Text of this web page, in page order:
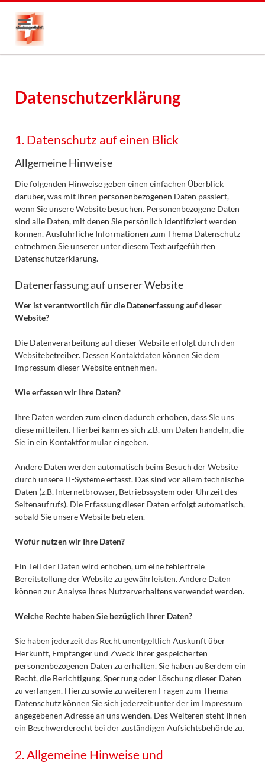
Datenschutzerklärung
1. Datenschutz auf einen Blick
Allgemeine Hinweise
Die folgenden Hinweise geben einen einfachen Überblick
darüber, was mit Ihren personenbezogenen Daten passiert,
wenn Sie unsere Website besuchen. Personenbezogene Daten
sind alle Daten, mit denen Sie persönlich identifiziert werden
können. Ausführliche Informationen zum Thema Datenschutz
entnehmen Sie unserer unter diesem Text aufgeführten
Datenschutzerklärung.
Datenerfassung auf unserer Website
Wer ist verantwortlich für die Datenerfassung auf dieser
Website?
Die Datenverarbeitung auf dieser Website erfolgt durch den
Websitebetreiber. Dessen Kontaktdaten können Sie dem
Impressum dieser Website entnehmen.
Wie erfassen wir Ihre Daten?
Ihre Daten werden zum einen dadurch erhoben, dass Sie uns
diese mitteilen. Hierbei kann es sich z.B. um Daten handeln, die
Sie in ein Kontaktformular eingeben.
Andere Daten werden automatisch beim Besuch der Website
durch unsere IT-Systeme erfasst. Das sind vor allem technische
Daten (z.B. Internetbrowser, Betriebssystem oder Uhrzeit des
Seitenaufrufs). Die Erfassung dieser Daten erfolgt automatisch,
sobald Sie unsere Website betreten.
Wofür nutzen wir Ihre Daten?
Ein Teil der Daten wird erhoben, um eine fehlerfreie
Bereitstellung der Website zu gewährleisten. Andere Daten
können zur Analyse Ihres Nutzerverhaltens verwendet werden.
Welche Rechte haben Sie bezüglich Ihrer Daten?
Sie haben jederzeit das Recht unentgeltlich Auskunft über
Herkunft, Empfänger und Zweck Ihrer gespeicherten
personenbezogenen Daten zu erhalten. Sie haben außerdem ein
Recht, die Berichtigung, Sperrung oder Löschung dieser Daten
zu verlangen. Hierzu sowie zu weiteren Fragen zum Thema
Datenschutz können Sie sich jederzeit unter der im Impressum
angegebenen Adresse an uns wenden. Des Weiteren steht Ihnen
ein Beschwerderecht bei der zuständigen Aufsichtsbehörde zu.
2. Allgemeine Hinweise und